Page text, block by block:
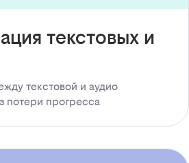
текстовых и
текстовой и аудио
потери прогресса